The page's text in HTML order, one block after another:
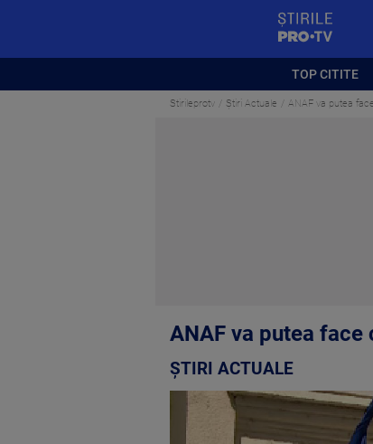
TOP CITITE
Stirileprotv Știri Actuale ANAF va putea
ANAF va putea
ȘTIRI ACTUALE